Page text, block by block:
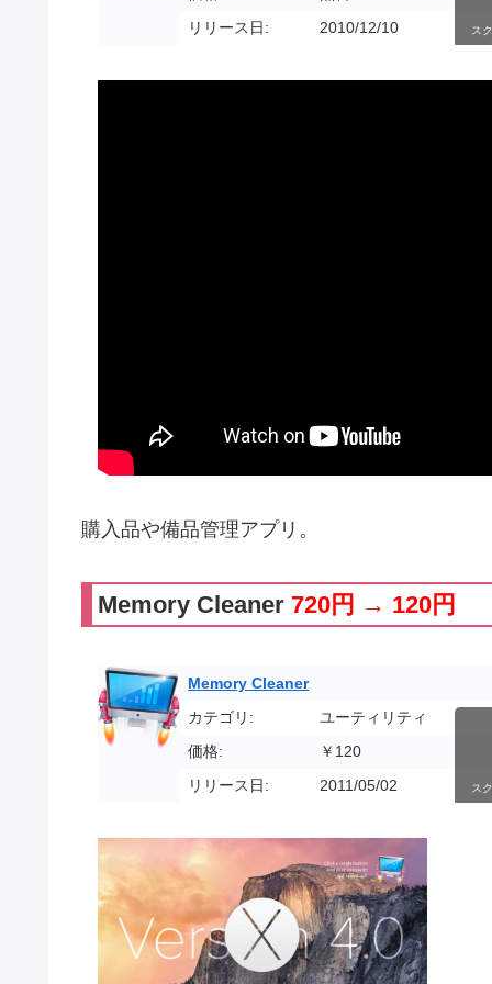
リリース日:
2010/12/10 ス
購入品や備品管理アプリ。
Memory Cleaner 720円 → 120円
Memory Cleaner
カテゴリ:
ユーティリティ
価格:
￥120
リリース日:
2011/05/02 ス